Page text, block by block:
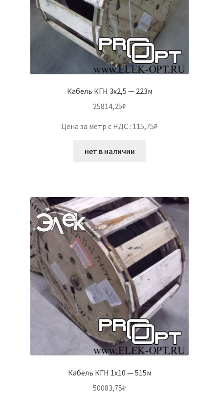
Кабель КГН 3х2,5 — 223м
25814,25₽
Цена за метр с НДС : 115,75₽
нет в наличии
Кабель КГН 1х10 — 515м
50083,75₽